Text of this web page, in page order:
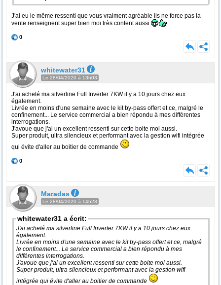
J'ai eu le même ressenti que vous vraiment agréable ils ne force pas la
vente renseignent super bien moi très content aussi
0
whitewater31
Le 28/04/2020 à 13h03
J'ai acheté ma silverline Full Inverter 7KW il y a 10 jours chez eux
également.
Livrée en moins d'une semaine avec le kit by-pass offert et ce, malgré le
confinement... Le service commercial a bien répondu à mes différentes
interrogations.
J'avoue que j'ai un excellent ressenti sur cette boite moi aussi.
Super produit, ultra silencieux et performant avec la gestion wifi intégrée
qui évite d'aller au boitier de commande
0
Maradas
Le 28/04/2020 à 14h23
whitewater31 a écrit:
J'ai acheté ma silverline Full Inverter 7KW il y a 10 jours chez eux
également.
Livrée en moins d'une semaine avec le kit by-pass offert et ce, malgré
le confinement... Le service commercial a bien répondu à mes
différentes interrogations.
J'avoue que j'ai un excellent ressenti sur cette boite moi aussi.
Super produit, ultra silencieux et performant avec la gestion wifi
intégrée qui évite d'aller au boitier de commande